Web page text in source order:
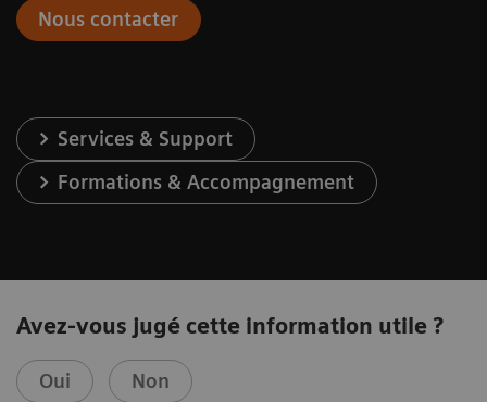
Nous contacter
Services & Support
Formations & Accompagnement
Avez-vous jugé cette information utile ?
Oui Non